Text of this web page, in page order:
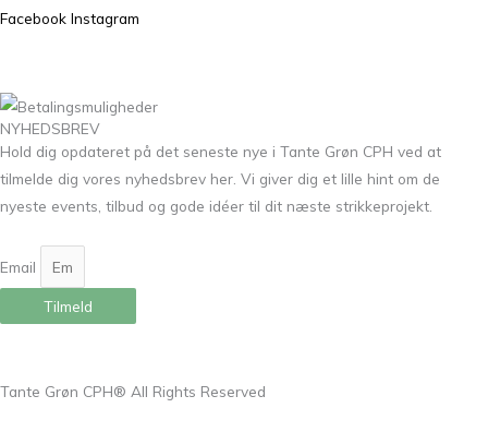
Facebook Instagram
NYHEDSBREV
Hold dig opdateret på det seneste nye i Tante Grøn CPH ved at
tilmelde dig vores nyhedsbrev her. Vi giver dig et lille hint om de
nyeste events, tilbud og gode idéer til dit næste strikkeprojekt.
Email
Tilmeld
Tante Grøn CPH® All Rights Reserved